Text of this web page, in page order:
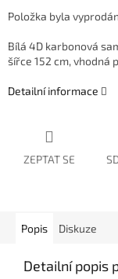
Položka byla
Bílá 4D karbonová
šířce 152 cm, vhodná
Detailní informace
ZEPTAT SE
Popis Diskuze
Detailní popis